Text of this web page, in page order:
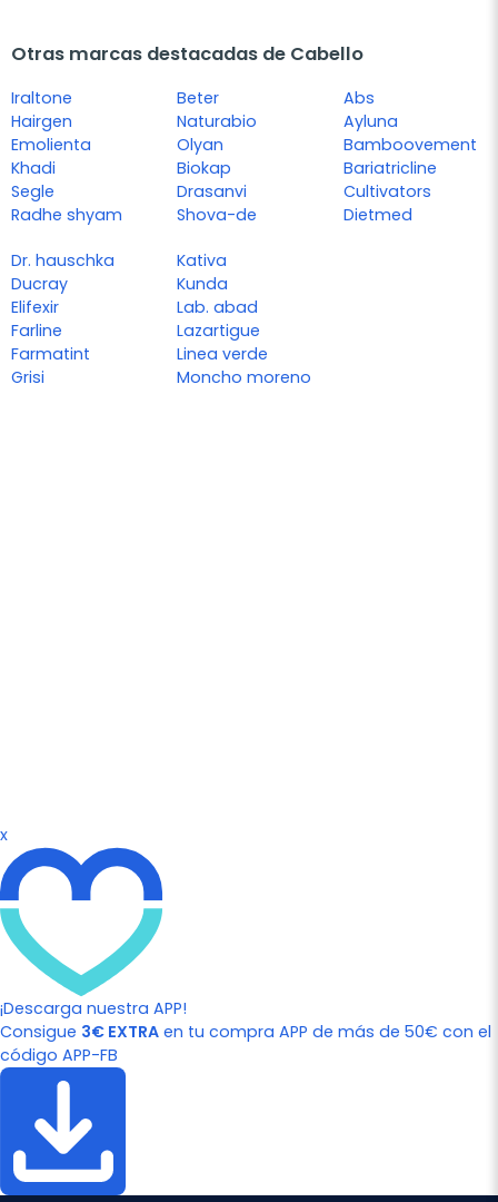
Otras marcas destacadas de Cabello
Iraltone
Hairgen
Emolienta
Khadi
Segle
Radhe shyam
Beter
Naturabio
Olyan
Biokap
Drasanvi
Shova-de
Abs
Ayluna
Bamboovement
Bariatricline
Cultivators
Dietmed
Dr. hauschka
Ducray
Elifexir
Farline
Farmatint
Grisi
Kativa
Kunda
Lab. abad
Lazartigue
Linea verde
Moncho moreno
x
¡Descarga nuestra APP!
Consigue 3€ EXTRA en tu compra APP de más de 50€ con el
código APP-FB